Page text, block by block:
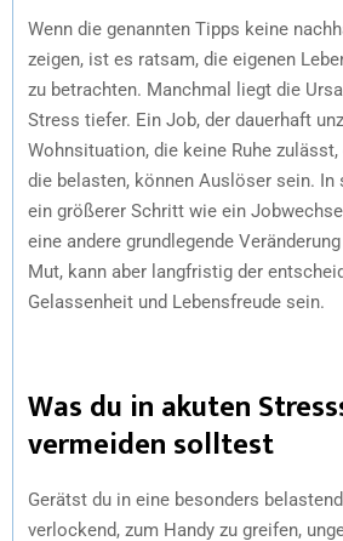
Wenn die genannten Tipps keine
zeigen, ist es ratsam, die eigenen
zu betrachten. Manchmal liegt die
Stress tiefer. Ein Job, der dauerhaft
Wohnsituation, die keine Ruhe zulässt,
die belasten, können Auslöser sein. In
ein größerer Schritt wie ein
eine andere grundlegende
Mut, kann aber langfristig der
Gelassenheit und Lebensfreude sein.
Was du in akuten
vermeiden solltest
Gerätst du in eine besonders
verlockend, zum Handy zu greifen,